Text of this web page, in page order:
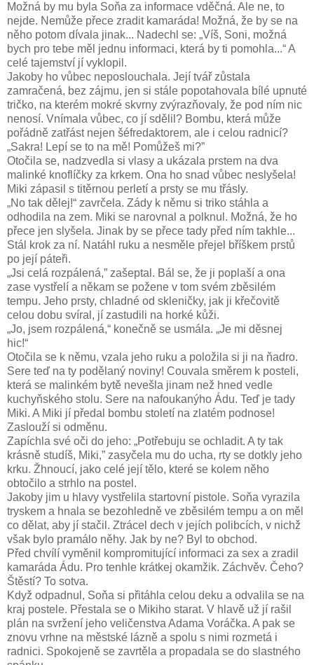
Možná by mu byla Soňa za informace vděčná. Ale ne, to
nejde. Nemůže přece zradit kamaráda! Možná, že by se na
něho potom dívala jinak... Nadechl se: „Víš, Soni, možná
bych pro tebe měl jednu informaci, která by ti pomohla...“ A
celé tajemství jí vyklopil.
Jakoby ho vůbec neposlouchala. Její tvář zůstala
zamračená, bez zájmu, jen si stále popotahovala bílé upnuté
tričko, na kterém mokré skvrny zvýrazňovaly, že pod ním nic
nenosí. Vnímala vůbec, co jí sdělil? Bombu, která může
pořádně zatřást nejen šéfredaktorem, ale i celou radnicí?
„Sakra! Lepí se to na mě! Pomůžeš mi?”
Otočila se, nadzvedla si vlasy a ukázala prstem na dva
malinké knoflíčky za krkem. Ona ho snad vůbec neslyšela!
Miki zápasil s titěrnou perletí a prsty se mu třásly.
„No tak dělej!“ zavrčela. Zády k němu si triko stáhla a
odhodila na zem. Miki se narovnal a polknul. Možná, že ho
přece jen slyšela. Jinak by se přece tady před ním takhle...
Stál krok za ní. Natáhl ruku a nesměle přejel bříškem prstů
po její páteři.
„Jsi celá rozpálená,” zašeptal. Bál se, že ji poplaší a ona
zase vystřelí a někam se požene v tom svém zběsilém
tempu. Jeho prsty, chladné od skleničky, jak ji křečovitě
celou dobu svíral, jí zastudili na horké kůži.
„Jo, jsem rozpálená,“ konečně se usmála. „Je mi děsnej
hic!“
Otočila se k němu, vzala jeho ruku a položila si ji na ňadro.
Sere teď na ty podělaný noviny! Couvala směrem k posteli,
která se malinkém bytě nevešla jinam než hned vedle
kuchyňského stolu. Sere na nafoukanýho Ádu. Teď je tady
Miki. A Miki jí předal bombu století na zlatém podnose!
Zaslouží si odměnu.
Zapíchla své oči do jeho: „Potřebuju se ochladit. A ty tak
krásně studíš, Miki,” zasyčela mu do ucha, rty se dotkly jeho
krku. Žhnoucí, jako celé její tělo, které se kolem něho
obtočilo a strhlo na postel.
Jakoby jim u hlavy vystřelila startovní pistole. Soňa vyrazila
tryskem a hnala se bezohledně ve zběsilém tempu a on měl
co dělat, aby jí stačil. Ztrácel dech v jejích polibcích, v nichž
však bylo pramálo něhy. Jak by ne? Byl to obchod.
Před chvílí vyměnil kompromitující informaci za sex a zradil
kamaráda Ádu. Pro tenhle krátkej okamžik. Záchvěv. Čeho?
Štěstí? To sotva.
Když odpadnul, Soňa si přitáhla celou deku a odvalila se na
kraj postele. Přestala se o Mikiho starat. V hlavě už jí rašil
plán na svržení jeho veličenstva Adama Voráčka. A pak se
znovu vrhne na městské lázně a spolu s nimi rozmetá i
radnici. Spokojeně se zavrtěla a propadala se do slastného